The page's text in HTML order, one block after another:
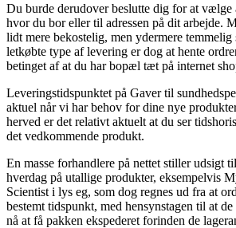
Du burde derudover beslutte dig for at vælge
hvor du bor eller til adressen på dit arbejde.
lidt mere bekostelig, men ydermere
letkøbte type af levering er dog at hente
betinget af at du har bopæl tæt på internet
Leveringstidspunktet på Gaver til
aktuel når vi har behov for dine nye
herved er det relativt aktuelt at du ser
det vedkommende produkt.
En masse forhandlere på nettet stiller udsigt
hverdag på utallige produkter, eksempelvis
Scientist i lys eg, som dog regnes ud fra at
bestemt tidspunkt, med hensynstagen til at
nå at få pakken ekspederet forinden de